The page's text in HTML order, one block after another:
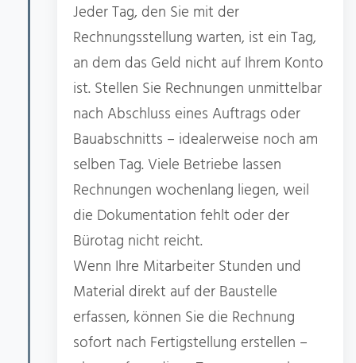
Jeder Tag, den Sie mit der
Rechnungsstellung warten, ist ein Tag,
an dem das Geld nicht auf Ihrem Konto
ist. Stellen Sie Rechnungen unmittelbar
nach Abschluss eines Auftrags oder
Bauabschnitts – idealerweise noch am
selben Tag. Viele Betriebe lassen
Rechnungen wochenlang liegen, weil
die Dokumentation fehlt oder der
Bürotag nicht reicht.
Wenn Ihre Mitarbeiter Stunden und
Material direkt auf der Baustelle
erfassen, können Sie die Rechnung
sofort nach Fertigstellung erstellen –